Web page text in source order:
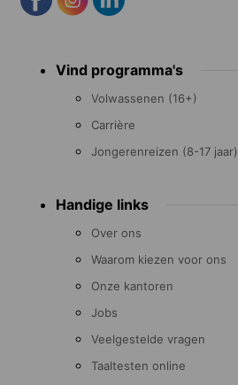
menuVind programma's
Volwassenen (16+)
Carrière
Jongerenreizen (8-17 jaar)
Handige links
Over ons
Waarom kiezen voor ons
Onze kantoren
Jobs
Veelgestelde vragen
Taaltesten online